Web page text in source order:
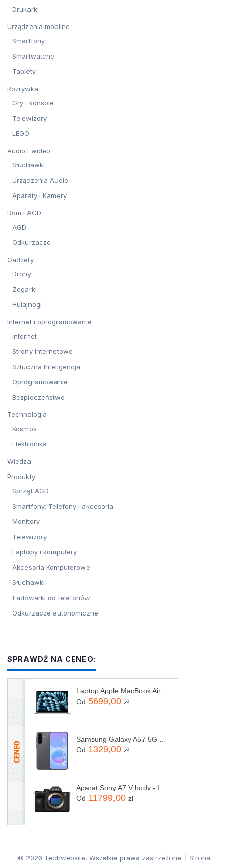
Drukarki
Urządzenia mobilne
Smartfony
Smartwatche
Tablety
Rozrywka
Gry i konsole
Telewizory
LEGO
Audio i wideo
Słuchawki
Urządzenia Audio
Aparaty i Kamery
Dom i AGD
AGD
Odkurzacze
Gadżety
Drony
Zegarki
Hulajnogi
Internet i oprogramowanie
Internet
Strony Internetowe
Sztuczna Inteligencja
Oprogramowanie
Bezpieczeństwo
Technologia
Kosmos
Elektronika
Wiedza
Produkty
Sprzęt AGD
Smartfony: Telefony i akcesoria
Monitory
Telewizory
Laptopy i komputery
Akcesoria Komputerowe
Słuchawki
Ładowarki do telefonów
Odkurzacze autonomiczne
SPRAWDŹ NA CENEO:
Laptop Apple MacBook Air 13,6"/M5/16GB/512GB/macOS (MDHH4ZEA)
Od 5699,00 zł
Samsung Galaxy A57 5G 8/128GB Szary
Od 1329,00 zł
Aparat Sony A7 V body - ILCE7M5B
Od 11799,00 zł
© 2026 Techwebsite. Wszelkie prawa zastrzeżone. | Strona